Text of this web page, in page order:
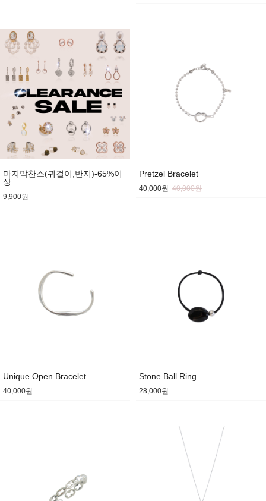
마지막찬스(귀걸이,반지)-65%이
상
9,900원
Pretzel Bracelet
40,000원 40,000원
Unique Open Bracelet
40,000원
Stone Ball Ring
28,000원